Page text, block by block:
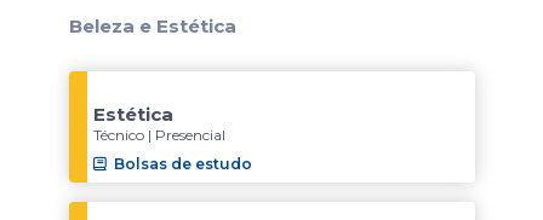
Beleza e Estética
Estética
Técnico | Presencial
Bolsas de estudo